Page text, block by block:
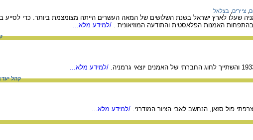
ציירים בצלאל
שעלו לארץ ישראל בשנת השלושים של המאה העשרים הייתה מצומצמת ביותר. כדי לסייע
האמנות הפלאסטית והתודעה המוזיאונית . /למידע מלא...
/למידע מלא...
קהל
פול סזאן, הנחשב לאבי הציור המודרני. /למידע מלא...